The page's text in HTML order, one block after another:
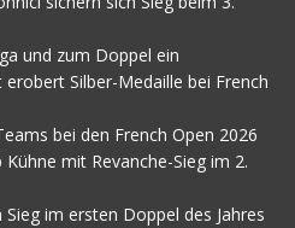
und zum Doppel ein
Silber-Medaille bei French
bei den French Open 2026
mit Revanche-Sieg im 2.
im ersten Doppel des Jahres